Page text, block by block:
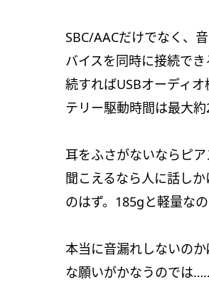
SBC/AACだけでなく、
バイスを同時に接続で
続すればUSBオーディ
テリー駆動時間は最大
耳をふさがないならピ
聞こえるなら人に話し
のはず。185gと軽量なの
本当に音漏れしないの
な願いがかなうのでは